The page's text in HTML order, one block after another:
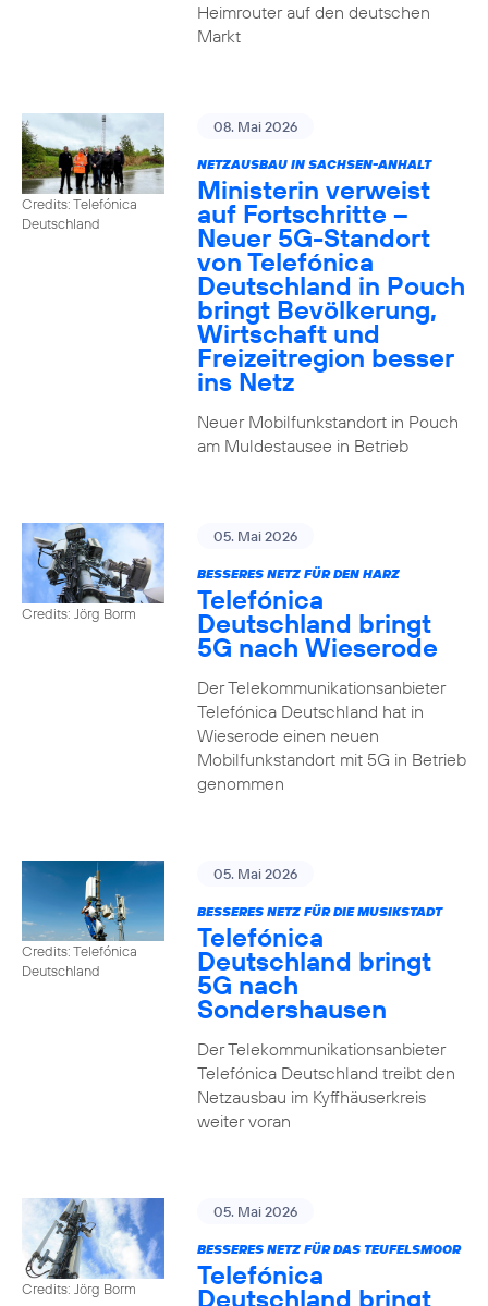
Heimrouter auf den deutschen
Markt
Credits: Telefónica
Deutschland
08. Mai 2026
NETZAUSBAU IN SACHSEN-ANHALT
Ministerin verweist
auf Fortschritte –
Neuer 5G-Standort
von Telefónica
Deutschland in Pouch
bringt Bevölkerung,
Wirtschaft und
Freizeitregion besser
ins Netz
Neuer Mobilfunkstandort in Pouch
am Muldestausee in Betrieb
Credits: Jörg Borm
05. Mai 2026
BESSERES NETZ FÜR DEN HARZ
Telefónica
Deutschland bringt
5G nach Wieserode
Der Telekommunikationsanbieter
Telefónica Deutschland hat in
Wieserode einen neuen
Mobilfunkstandort mit 5G in Betrieb
genommen
Credits: Telefónica
Deutschland
05. Mai 2026
BESSERES NETZ FÜR DIE MUSIKSTADT
Telefónica
Deutschland bringt
5G nach
Sondershausen
Der Telekommunikationsanbieter
Telefónica Deutschland treibt den
Netzausbau im Kyffhäuserkreis
weiter voran
Credits: Jörg Borm
05. Mai 2026
BESSERES NETZ FÜR DAS TEUFELSMOOR
Telefónica
Deutschland bringt